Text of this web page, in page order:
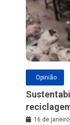
Opinião
a maior
16 de